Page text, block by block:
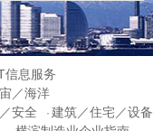
信息服务
／海洋
安全 · 建筑／住宅／设备